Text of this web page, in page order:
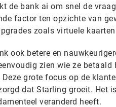
de bank ai om snel de
factor ten opzichte van
zoals virtuele
ook betere en
zien wie ze betaald
grote focus op de
dat Starling groeit. Het
veranderd heeft.